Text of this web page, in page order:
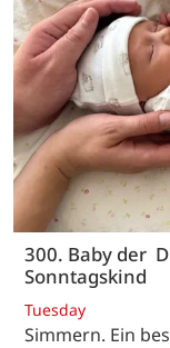
300. Baby der
Sonntagskind
Tuesday
Simmern. Ein